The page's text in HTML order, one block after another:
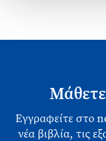
Μάθετε
Εγγραφείτε στο
νέα βιβλία, τις